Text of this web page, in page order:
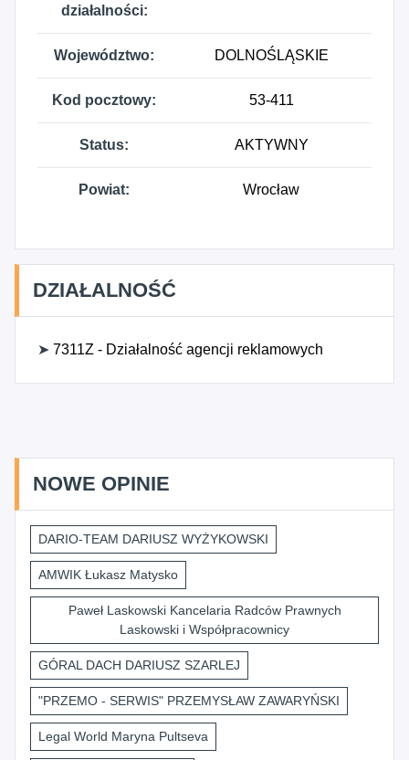
działalności:
Województwo: DOLNOŚLĄSKIE
Kod pocztowy: 53-411
Status: AKTYWNY
Powiat: Wrocław
DZIAŁALNOŚĆ
➤ 7311Z - Działalność agencji reklamowych
NOWE OPINIE
DARIO-TEAM DARIUSZ WYŻYKOWSKI
AMWIK Łukasz Matysko
Paweł Laskowski Kancelaria Radców Prawnych
Laskowski i Współpracownicy
GÓRAL DACH DARIUSZ SZARLEJ
"PRZEMO - SERWIS" PRZEMYSŁAW ZAWARYŃSKI
Legal World Maryna Pultseva